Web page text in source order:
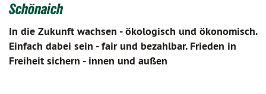
Schönaich
In die Zukunft wachsen - ökologisch und ökonomisch.
Einfach dabei sein - fair und bezahlbar. Frieden in
Freiheit sichern - innen und außen